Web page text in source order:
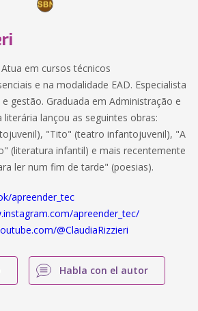
em cursos técnicos
e na modalidade EAD. Especialista
gestão. Graduada em Administração e
literária lançou as seguintes obras:
"Tito" (teatro infantojuvenil), "A
(literatura infantil) e mais recentemente
ler num fim de tarde" (poesias).
apreender_tec
apreender_tec/
@ClaudiaRizzieri
Habla con el autor